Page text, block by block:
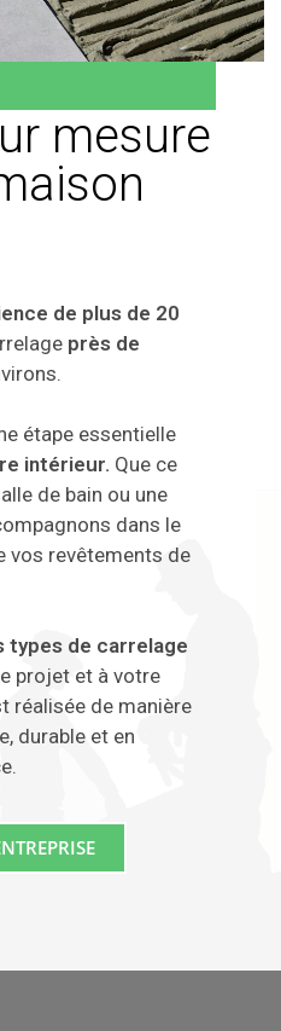
mesure
de plus de 20
près de
étape essentielle
intérieur. Que ce
de bain ou une
dans le
vos revêtements de
types de carrelage
projet et à votre
réalisée de manière
durable et en